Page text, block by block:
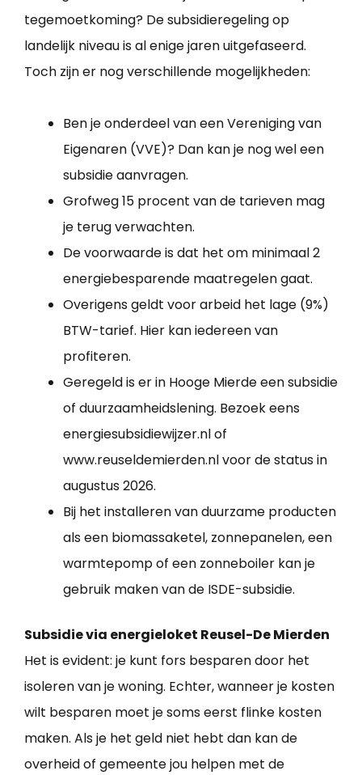
tegemoetkoming? De subsidieregeling op
landelijk niveau is al enige jaren uitgefaseerd.
Toch zijn er nog verschillende mogelijkheden:
Ben je onderdeel van een Vereniging van
Eigenaren (VVE)? Dan kan je nog wel een
subsidie aanvragen.
Grofweg 15 procent van de tarieven mag
je terug verwachten.
De voorwaarde is dat het om minimaal 2
energiebesparende maatregelen gaat.
Overigens geldt voor arbeid het lage (9%)
BTW-tarief. Hier kan iedereen van
profiteren.
Geregeld is er in Hooge Mierde een subsidie
of duurzaamheidslening. Bezoek eens
energiesubsidiewijzer.nl of
www.reuseldemierden.nl voor de status in
augustus 2026.
Bij het installeren van duurzame producten
als een biomassaketel, zonnepanelen, een
warmtepomp of een zonneboiler kan je
gebruik maken van de ISDE-subsidie.
Subsidie via energieloket Reusel-De Mierden
Het is evident: je kunt fors besparen door het
isoleren van je woning. Echter, wanneer je kosten
wilt besparen moet je soms eerst flinke kosten
maken. Als je het geld niet hebt dan kan de
overheid of gemeente jou helpen met de